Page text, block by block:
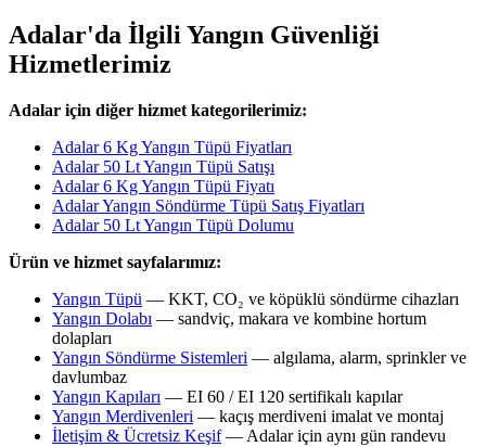
Adalar'da İlgili Yangın Güvenliği
Hizmetlerimiz
Adalar için diğer hizmet kategorilerimiz:
Adalar 6 Kg Yangın Tüpü Fiyatları
Adalar 50 Lt Yangın Tüpü Satışı
Adalar 6 Kg Yangın Tüpü Fiyatı
Adalar Yangın Söndürme Tüpü Satış Fiyatları
Adalar 50 Lt Yangın Tüpü Dolumu
Ürün ve hizmet sayfalarımız:
Yangın Tüpü — KKT, CO₂ ve köpüklü söndürme cihazları
Yangın Dolabı — sandviç, makara ve kombine hortum
dolapları
Yangın Söndürme Sistemleri — algılama, alarm, sprinkler ve
davlumbaz
Yangın Kapıları — EI 60 / EI 120 sertifikalı kapılar
Yangın Merdivenleri — kaçış merdiveni imalat ve montaj
İletişim & Ücretsiz Keşif— Adalar için aynı gün randevu